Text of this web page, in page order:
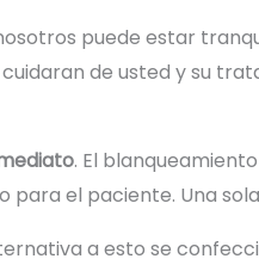
puede estar
de usted y su
. El
el paciente. Una
a esto se